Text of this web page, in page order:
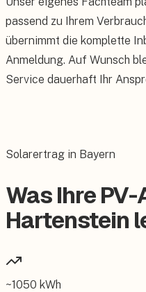
passend zu Ihrem
übernimmt die komplette
Anmeldung. Auf Wunsch
Service dauerhaft Ihr
Solarertrag in Bayern
Was Ihre
Hartenstein
~1050 kWh